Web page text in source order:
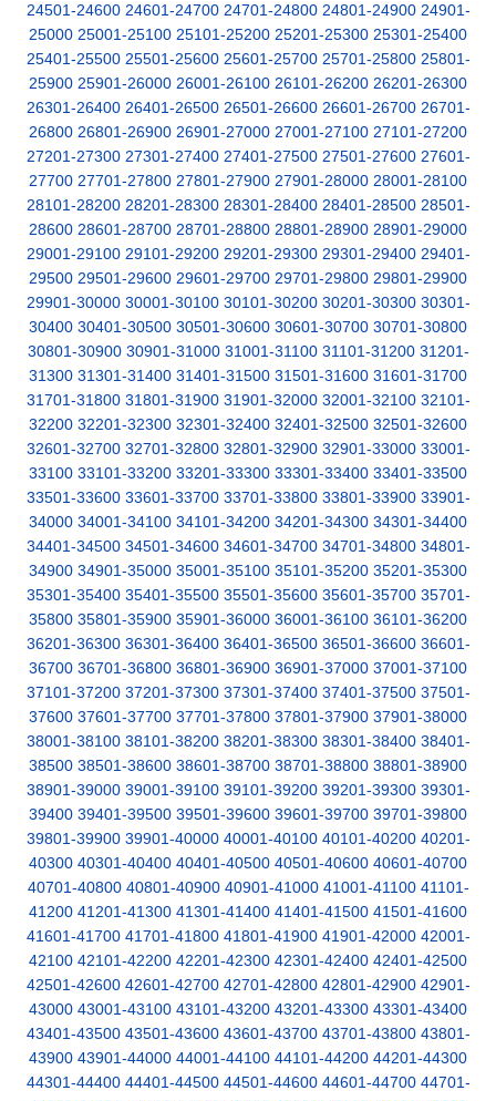
24501-24600 24601-24700 24701-24800 24801-24900 24901-
25000 25001-25100 25101-25200 25201-25300 25301-25400
25401-25500 25501-25600 25601-25700 25701-25800 25801-
25900 25901-26000 26001-26100 26101-26200 26201-26300
26301-26400 26401-26500 26501-26600 26601-26700 26701-
26800 26801-26900 26901-27000 27001-27100 27101-27200
27201-27300 27301-27400 27401-27500 27501-27600 27601-
27700 27701-27800 27801-27900 27901-28000 28001-28100
28101-28200 28201-28300 28301-28400 28401-28500 28501-
28600 28601-28700 28701-28800 28801-28900 28901-29000
29001-29100 29101-29200 29201-29300 29301-29400 29401-
29500 29501-29600 29601-29700 29701-29800 29801-29900
29901-30000 30001-30100 30101-30200 30201-30300 30301-
30400 30401-30500 30501-30600 30601-30700 30701-30800
30801-30900 30901-31000 31001-31100 31101-31200 31201-
31300 31301-31400 31401-31500 31501-31600 31601-31700
31701-31800 31801-31900 31901-32000 32001-32100 32101-
32200 32201-32300 32301-32400 32401-32500 32501-32600
32601-32700 32701-32800 32801-32900 32901-33000 33001-
33100 33101-33200 33201-33300 33301-33400 33401-33500
33501-33600 33601-33700 33701-33800 33801-33900 33901-
34000 34001-34100 34101-34200 34201-34300 34301-34400
34401-34500 34501-34600 34601-34700 34701-34800 34801-
34900 34901-35000 35001-35100 35101-35200 35201-35300
35301-35400 35401-35500 35501-35600 35601-35700 35701-
35800 35801-35900 35901-36000 36001-36100 36101-36200
36201-36300 36301-36400 36401-36500 36501-36600 36601-
36700 36701-36800 36801-36900 36901-37000 37001-37100
37101-37200 37201-37300 37301-37400 37401-37500 37501-
37600 37601-37700 37701-37800 37801-37900 37901-38000
38001-38100 38101-38200 38201-38300 38301-38400 38401-
38500 38501-38600 38601-38700 38701-38800 38801-38900
38901-39000 39001-39100 39101-39200 39201-39300 39301-
39400 39401-39500 39501-39600 39601-39700 39701-39800
39801-39900 39901-40000 40001-40100 40101-40200 40201-
40300 40301-40400 40401-40500 40501-40600 40601-40700
40701-40800 40801-40900 40901-41000 41001-41100 41101-
41200 41201-41300 41301-41400 41401-41500 41501-41600
41601-41700 41701-41800 41801-41900 41901-42000 42001-
42100 42101-42200 42201-42300 42301-42400 42401-42500
42501-42600 42601-42700 42701-42800 42801-42900 42901-
43000 43001-43100 43101-43200 43201-43300 43301-43400
43401-43500 43501-43600 43601-43700 43701-43800 43801-
43900 43901-44000 44001-44100 44101-44200 44201-44300
44301-44400 44401-44500 44501-44600 44601-44700 44701-